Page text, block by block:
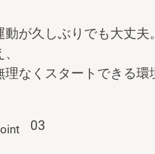
動が久しぶりでも大丈
理なくスタートできる環
03